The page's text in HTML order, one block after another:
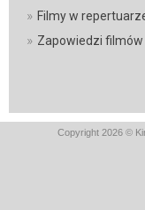
» Filmy w
» Zapowiedzi filmów
Copyright 2026 ©